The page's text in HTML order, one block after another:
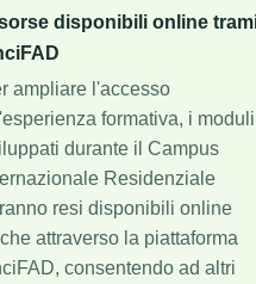
disponibili online
ampliare l'accesso
formativa, i moduli
durante il Campus
Residenziale
resi disponibili online
attraverso la piattaforma
consentendo ad altri